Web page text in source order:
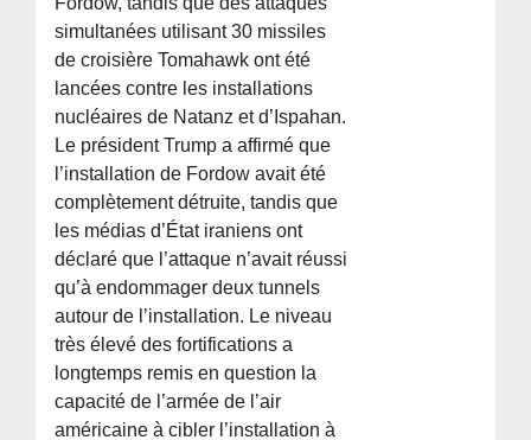
simultanées utilisant 30 missiles
de croisière Tomahawk ont été
lancées contre les installations
nucléaires de Natanz et d’Ispahan.
Le président Trump a affirmé que
l’installation de Fordow avait été
complètement détruite, tandis que
les médias d’État iraniens ont
déclaré que l’attaque n’avait réussi
qu’à endommager deux tunnels
autour de l’installation. Le niveau
très élevé des fortifications a
longtemps remis en question la
capacité de l’armée de l’air
américaine à cibler l’installation à